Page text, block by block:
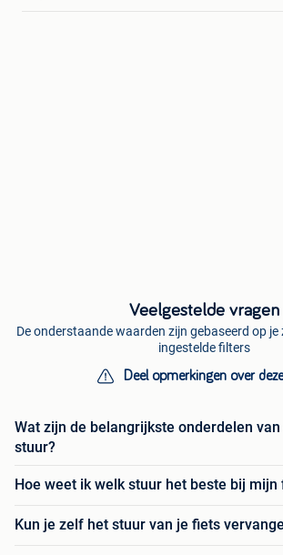
Veelgestelde vragen
De onderstaande waarden zijn gebaseerd op
ingestelde filters
Deel opmerkingen over
Wat zijn de belangrijkste onderdelen
stuur?
Hoe weet ik welk stuur het beste bij mijn
Kun je zelf het stuur van je fiets